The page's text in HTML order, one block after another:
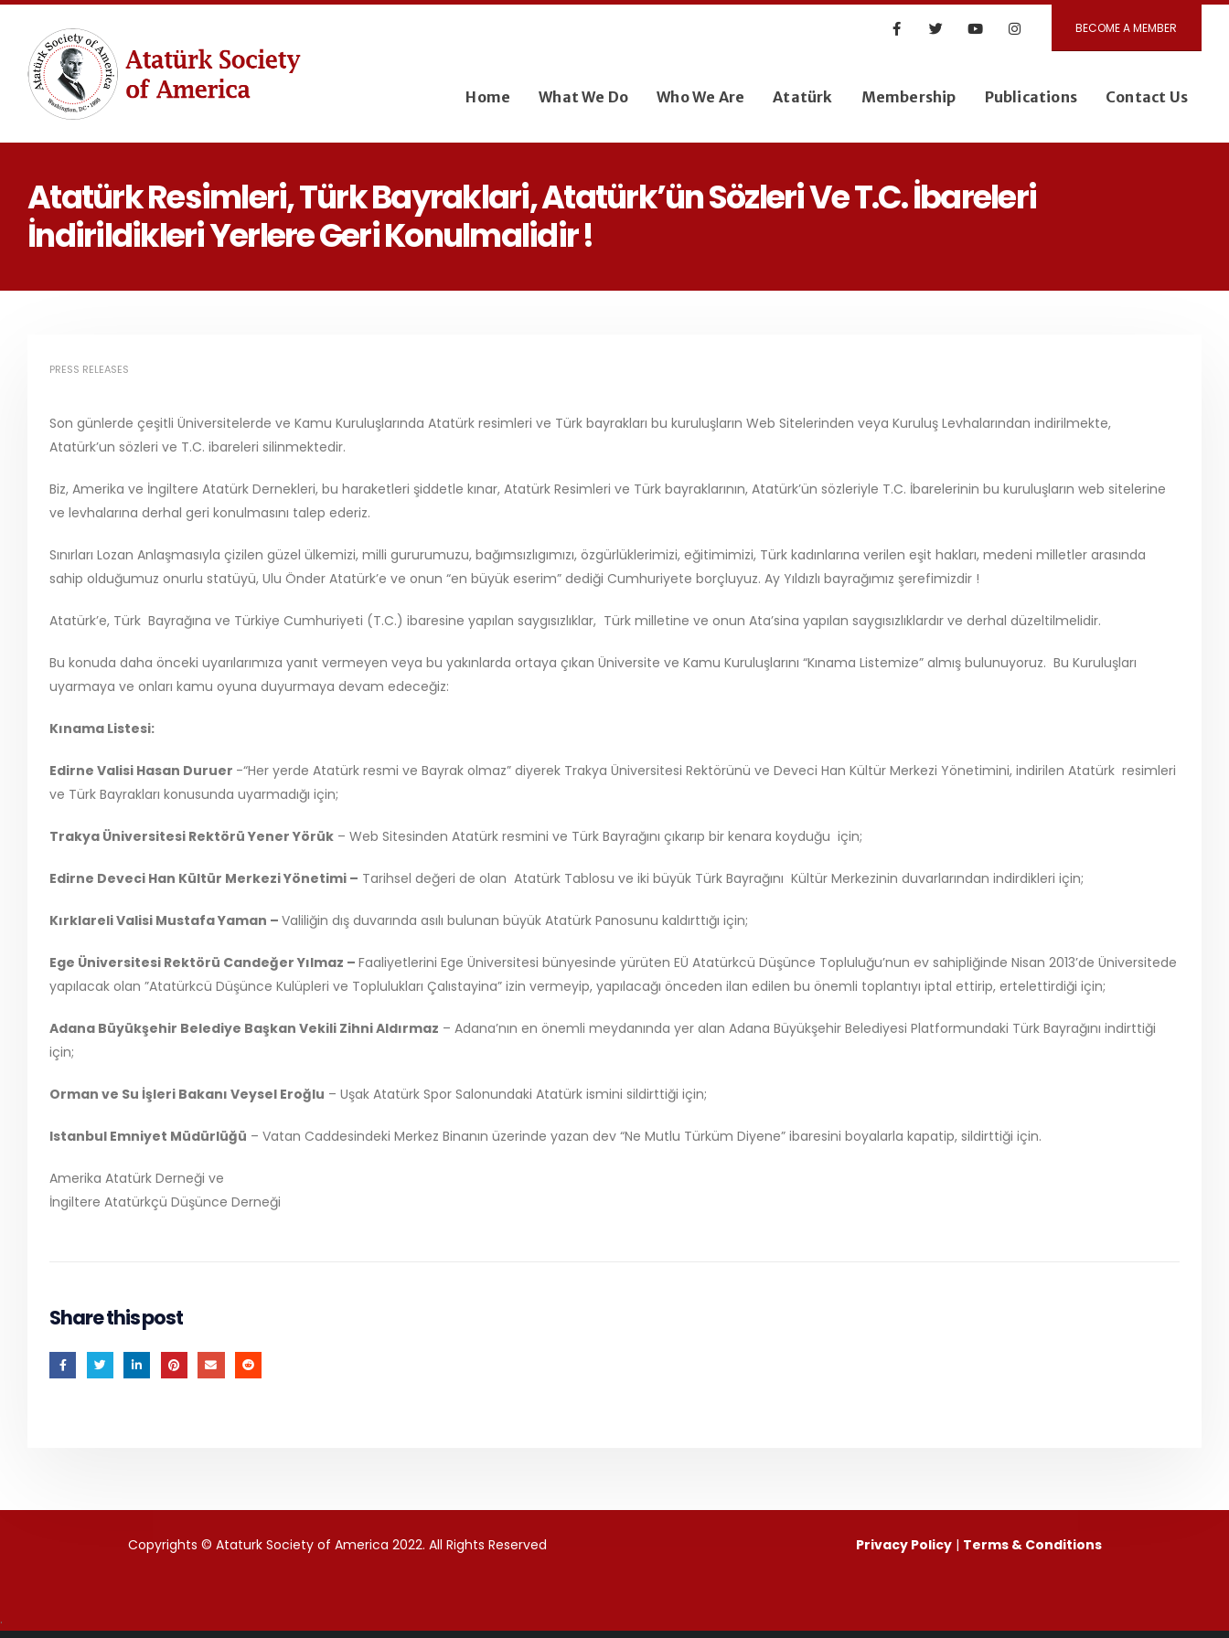
BECOME A MEMBER
Home What We Do Who We Are Atatürk Membership Publications Contact Us
Atatürk Resimleri, Türk Bayraklari, Atatürk’ün Sözleri Ve T.C. İbareleri
İndirildikleri Yerlere Geri Konulmalidir !
PRESS RELEASES
Son günlerde çeşitli Üniversitelerde ve Kamu Kuruluşlarında Atatürk resimleri ve Türk bayrakları bu kuruluşların Web Sitelerinden veya Kuruluş Levhalarından indirilmekte,
Atatürk’un sözleri ve T.C. ibareleri silinmektedir.
Biz, Amerika ve İngiltere Atatürk Dernekleri, bu haraketleri şiddetle kınar, Atatürk Resimleri ve Türk bayraklarının, Atatürk’ün sözleriyle T.C. İbarelerinin bu kuruluşların web sitelerine
ve levhalarına derhal geri konulmasını talep ederiz.
Sınırları Lozan Anlaşmasıyla çizilen güzel ülkemizi, milli gururumuzu, bağımsızlıgımızı, özgürlüklerimizi, eğitimimizi, Türk kadınlarına verilen eşit hakları, medeni milletler arasında
sahip olduğumuz onurlu statüyü, Ulu Önder Atatürk’e ve onun “en büyük eserim” dediği Cumhuriyete borçluyuz. Ay Yıldızlı bayrağımız şerefimizdir !
Atatürk’e, Türk Bayrağına ve Türkiye Cumhuriyeti (T.C.) ibaresine yapılan saygısızlıklar, Türk milletine ve onun Ata’sina yapılan saygısızlıklardır ve derhal düzeltilmelidir.
Bu konuda daha önceki uyarılarımıza yanıt vermeyen veya bu yakınlarda ortaya çıkan Üniversite ve Kamu Kuruluşlarını “Kınama Listemize” almış bulunuyoruz. Bu Kuruluşları
uyarmaya ve onları kamu oyuna duyurmaya devam edeceğiz:
Kınama Listesi:
Edirne Valisi Hasan Duruer -“Her yerde Atatürk resmi ve Bayrak olmaz” diyerek Trakya Üniversitesi Rektörünü ve Deveci Han Kültür Merkezi Yönetimini, indirilen Atatürk resimleri
ve Türk Bayrakları konusunda uyarmadığı için;
Trakya Üniversitesi Rektörü Yener Yörük – Web Sitesinden Atatürk resmini ve Türk Bayrağını çıkarıp bir kenara koyduğu için;
Edirne Deveci Han Kültür Merkezi Yönetimi – Tarihsel değeri de olan Atatürk Tablosu ve iki büyük Türk Bayrağını Kültür Merkezinin duvarlarından indirdikleri için;
Kırklareli Valisi Mustafa Yaman – Valiliğin dış duvarında asılı bulunan büyük Atatürk Panosunu kaldırttığı için;
Ege Üniversitesi Rektörü Candeğer Yılmaz – Faaliyetlerini Ege Üniversitesi bünyesinde yürüten EÜ Atatürkcü Düşünce Topluluğu’nun ev sahipliğinde Nisan 2013’de Üniversitede
yapılacak olan ”Atatürkcü Düşünce Kulüpleri ve Toplulukları Çalıstayina” izin vermeyip, yapılacağı önceden ilan edilen bu önemli toplantıyı iptal ettirip, ertelettirdiği için;
Adana Büyükşehir Belediye Başkan Vekili Zihni Aldırmaz – Adana’nın en önemli meydanında yer alan Adana Büyükşehir Belediyesi Platformundaki Türk Bayrağını indirttiği
için;
Orman ve Su İşleri Bakanı Veysel Eroğlu – Uşak Atatürk Spor Salonundaki Atatürk ismini sildirttiği için;
Istanbul Emniyet Müdürlüğü – Vatan Caddesindeki Merkez Binanın üzerinde yazan dev “Ne Mutlu Türküm Diyene” ibaresini boyalarla kapatip, sildirttiği için.
Amerika Atatürk Derneği ve
İngiltere Atatürkçü Düşünce Derneği
Share this post
Copyrights © Ataturk Society of America 2022. All Rights Reserved Privacy Policy| Terms & Conditions
.